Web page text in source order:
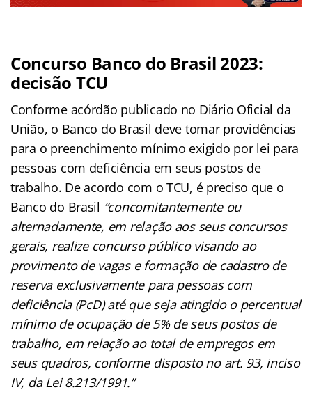
Concurso Banco do Brasil 2023:
decisão TCU
Conforme acórdão publicado no Diário Oficial da
União, o Banco do Brasil deve tomar providências
para o preenchimento mínimo exigido por lei para
pessoas com deficiência em seus postos de
trabalho. De acordo com o TCU, é preciso que o
Banco do Brasil “concomitantemente ou
alternadamente, em relação aos seus concursos
gerais, realize concurso público visando ao
provimento de vagas e formação de cadastro de
reserva exclusivamente para pessoas com
deficiência (PcD) até que seja atingido o percentual
mínimo de ocupação de 5% de seus postos de
trabalho, em relação ao total de empregos em
seus quadros, conforme disposto no art. 93, inciso
IV, da Lei 8.213/1991.”